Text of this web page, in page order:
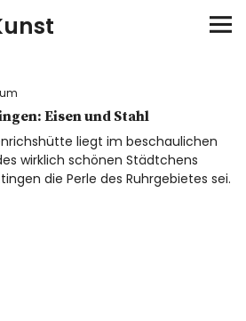
Eisen und Stahl
liegt im beschaulichen
wirklich schönen Städtchens
die Perle des Ruhrgebietes sei.